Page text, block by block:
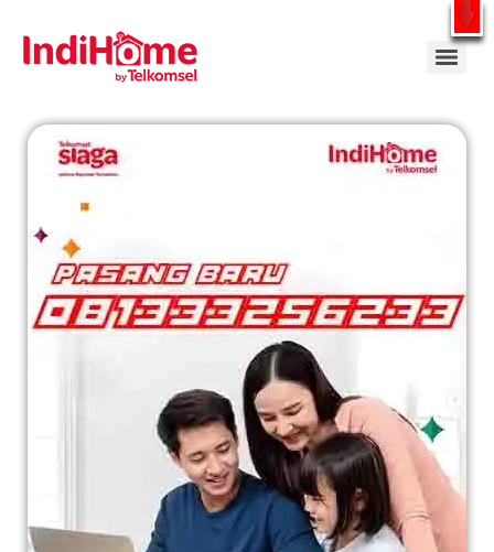
Gratis Pasang Dengan Bayar PDD2 | WiFi 200Rb an By Telkomsel